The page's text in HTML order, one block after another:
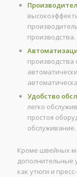
производства.
Удобство
легко
простоя
обслуживание.
Кроме швейных
дополнительные
как утюги и